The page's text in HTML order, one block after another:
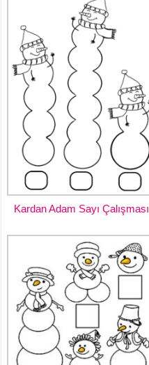
Kardan Adam Sayı Çalışması